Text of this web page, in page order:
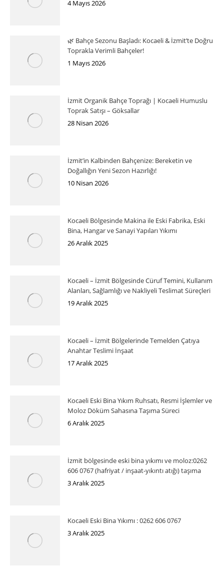
4 Mayıs 2026
🌿 Bahçe Sezonu Başladı: Kocaeli & İzmit’te Doğru
Toprakla Verimli Bahçeler!
1 Mayıs 2026
İzmit Organik Bahçe Toprağı | Kocaeli Humuslu
Toprak Satışı – Göksallar
28 Nisan 2026
İzmit’in Kalbinden Bahçenize: Bereketin ve
Doğallığın Yeni Sezon Hazırlığı!
10 Nisan 2026
Kocaeli Bölgesinde Makina ile Eski Fabrika, Eski
Bina, Hangar ve Sanayi Yapıları Yıkımı
26 Aralık 2025
Kocaeli – İzmit Bölgesinde Cüruf Temini, Kullanım
Alanları, Sağlamlığı ve Nakliyeli Teslimat Süreçleri
19 Aralık 2025
Kocaeli – İzmit Bölgelerinde Temelden Çatıya
Anahtar Teslimi İnşaat
17 Aralık 2025
Kocaeli Eski Bina Yıkım Ruhsatı, Resmi İşlemler ve
Moloz Döküm Sahasına Taşıma Süreci
6 Aralık 2025
İzmit bölgesinde eski bina yıkımı ve moloz:0262
606 0767 (hafriyat / inşaat-yıkıntı atığı) taşıma
3 Aralık 2025
Kocaeli Eski Bina Yıkımı : 0262 606 0767
3 Aralık 2025